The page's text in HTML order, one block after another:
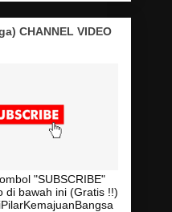
CHANNEL VIDEO
"SUBSCRIBE"
di bawah ini (Gratis !!)